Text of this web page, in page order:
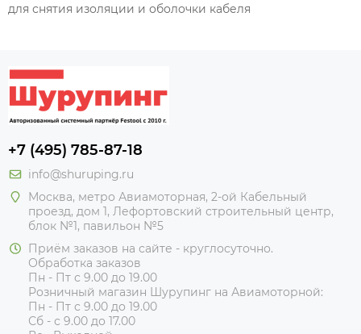
для снятия изоляции и оболочки кабеля
+7 (495) 785-87-18
info@shuruping.ru
Москва, метро Авиамоторная, 2-ой Кабельный
проезд, дом 1, Лефортовский строительный центр,
блок №1, павильон №5
Приём заказов на сайте - круглосуточно.
Обработка заказов
Пн - Пт с 9.00 до 19.00
Розничный магазин Шурупинг на Авиамоторной:
Пн - Пт с 9.00 до 19.00
Сб - с 9.00 до 17.00